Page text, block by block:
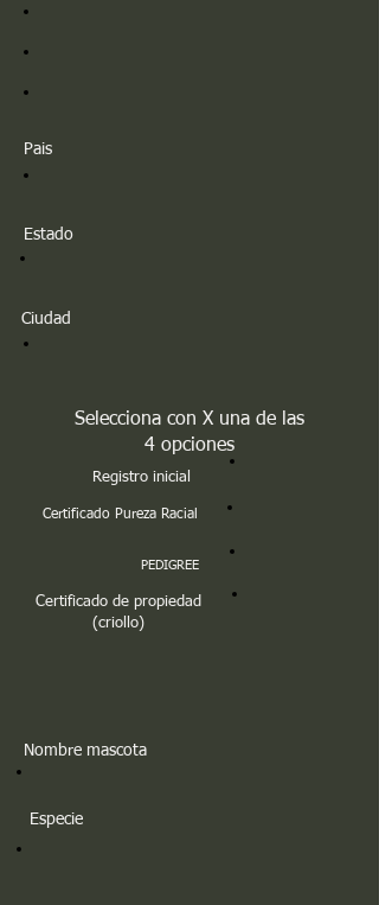
Pais
Estado
Ciudad
Selecciona con X una de las
4 opciones
Certificado de propiedad
(criollo)
Registro inicial
Certificado Pureza Racial
PEDIGREE
Nombre mascota
Especie